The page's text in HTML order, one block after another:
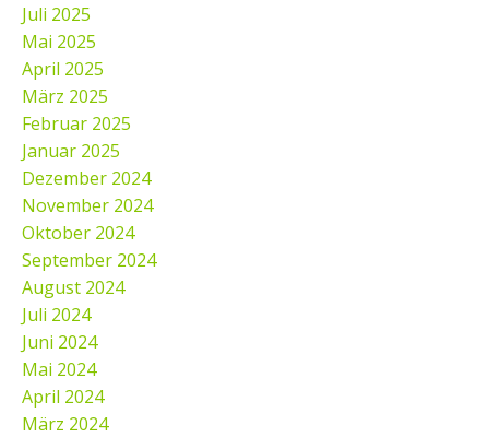
Juli 2025
Mai 2025
April 2025
März 2025
Februar 2025
Januar 2025
Dezember 2024
November 2024
Oktober 2024
September 2024
August 2024
Juli 2024
Juni 2024
Mai 2024
April 2024
März 2024